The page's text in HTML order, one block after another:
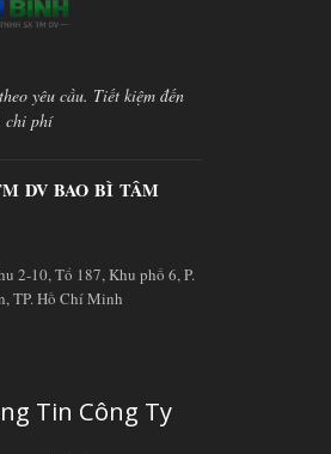
yêu cầu. Tiết kiệm đến
chi phí
DV BAO BÌ TÂM
2-10, Tổ 187, Khu phố 6, P.
TP. Hồ Chí Minh
Tin Công Ty